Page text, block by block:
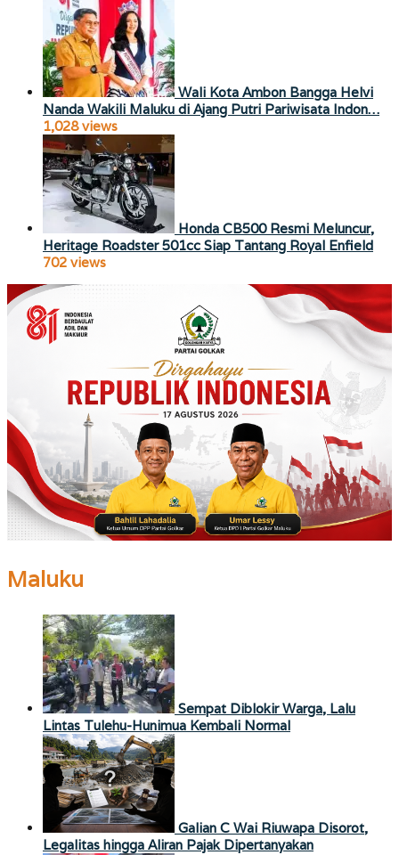
Wali Kota Ambon Bangga Helvi
Nanda Wakili Maluku di Ajang Putri Pariwisata Indon…
1,028 views
Honda CB500 Resmi Meluncur,
Heritage Roadster 501cc Siap Tantang Royal Enfield
702 views
Maluku
Sempat Diblokir Warga, Lalu
Lintas Tulehu-Hunimua Kembali Normal
Galian C Wai Riuwapa Disorot,
Legalitas hingga Aliran Pajak Dipertanyakan